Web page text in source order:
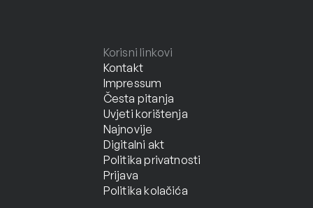
Korisni linkovi
Kontakt
Impressum
Česta pitanja
Uvjeti korištenja
Najnovije
Digitalni akt
Politika privatnosti
Prijava
Politika kolačića